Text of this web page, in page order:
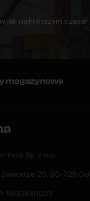
jak najkrótszym czasie!
magazynowe
Sp. z o.o.
Zawodzie 20, 80-726
5833489022